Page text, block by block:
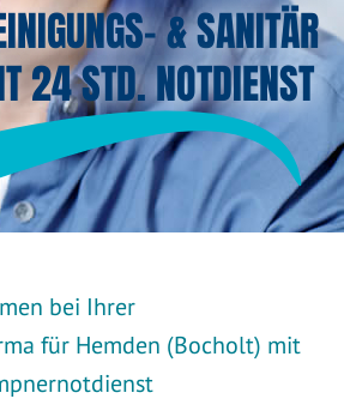
& SANITÄR
24 STD. NOTDIENST
bei Ihrer
für Hemden (Bocholt) mit